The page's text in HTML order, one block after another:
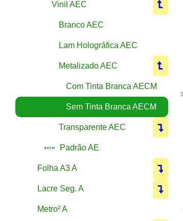
Vinil AEC
Branco AEC
Lam Holográfica AEC
Metalizado AEC
Com Tinta Branca AECM
Sem Tinta Branca AECM
Transparente AEC
Padrão AE
Folha A3 A
Lacre Seg. A
Metro² A